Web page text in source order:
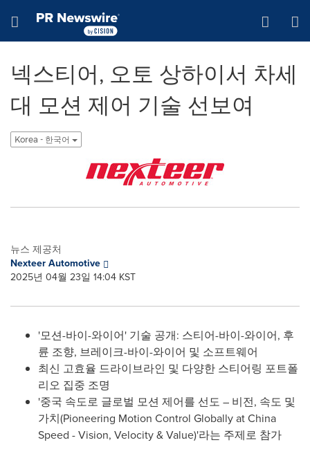
Hamburger menu
넥스티어, 오토 상하이서 차세
대 모션 제어 기술 선보여
Korea - 한국어
뉴스 제공처
Nexteer Automotive
2025년 04월 23일 14:04 KST
'모션-바이-와이어' 기술 공개: 스티어-바이-와이어, 후
륜 조향, 브레이크-바이-와이어 및 소프트웨어
최신 고효율 드라이브라인 및 다양한 스티어링 포트폴
리오 집중 조명
'중국 속도로 글로벌 모션 제어를 선도 – 비전, 속도 및
가치(Pioneering Motion Control Globally at China
Speed - Vision, Velocity & Value)'라는 주제로 참가